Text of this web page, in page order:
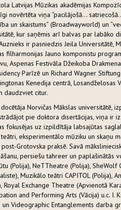
Latvijas Mūzikas akadēmijas
novērtēta viņa “pacilājošā...
un skaistums” (Broadwayworld) un
kur saņēmis arī balvas par labāko
ir pasniedzis Jeila Universitātē,
filharmonijas Jauno komponistu
Aspenas Festivāla Džeikoba
Parīzē un Richard Wagner
Kenedija centrā, Losandželosas
daudzviet citur.
Norvičas Mākslas universitātē,
pie doktora disertācijas, viņa ir
fokusējas uz izpildītāja labsajūtas
eksperimentālo mūziku un skaņu
Grotovska praksē. Savā
persiešu tahreer un paplašinātās
(Polija), NeTTheatre (Polija), SheWolf
Muzikālo teātri CAPITOL (Polija),
Royal Exchange Theatre (Apvienotā
and Performing Arts (Vācija) u.c. I.
Videographic Entanglements darba